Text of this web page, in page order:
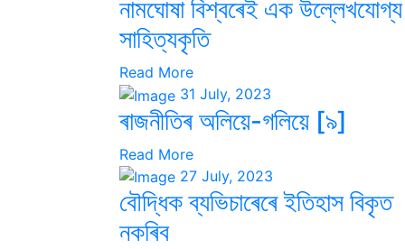
নামঘোষা বিশ্বৰেই এক উল্লেখযোগ্য
সাহিত্যকৃতি
Read More
31 July, 2023
ৰাজনীতিৰ অলিয়ে-গলিয়ে [৯]
Read More
27 July, 2023
বৌদ্ধিক ব্যভিচাৰেৰে ইতিহাস বিকৃত
নকৰিব